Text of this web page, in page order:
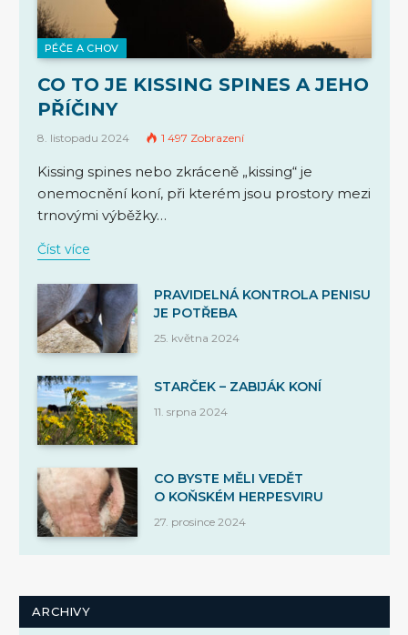
PÉČE A CHOV
CO TO JE KISSING SPINES A JEHO
PŘÍČINY
8. listopadu 2024 1 497 Zobrazení
Kissing spines nebo zkráceně „kissing“ je
onemocnění koní, při kterém jsou prostory mezi
trnovými výběžky…
Číst více
PRAVIDELNÁ KONTROLA PENISU
JE POTŘEBA
25. května 2024
STARČEK – ZABIJÁK KONÍ
11. srpna 2024
CO BYSTE MĚLI VEDĚT
O KOŇSKÉM HERPESVIRU
27. prosince 2024
ARCHIVY